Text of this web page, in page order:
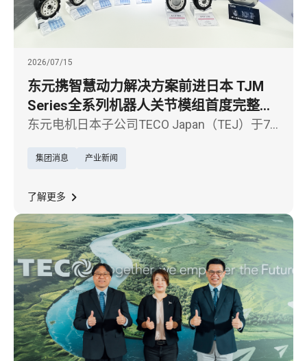
2026/07/15
东元携智慧动力解决方案前进日本 TJM
Series全系列机器人关节模组首度完整亮
相
东元电机日本子公司TECO Japan（TEJ）于7
象展」
集团消息 产业新闻
了解更多